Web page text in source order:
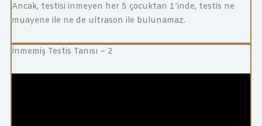
Ancak, testisi inmeyen her 5 çocuktan 1’inde, testis ne
muayene ile ne de ultrason ile bulunamaz.
İnmemiş Testis Tanısı – 2